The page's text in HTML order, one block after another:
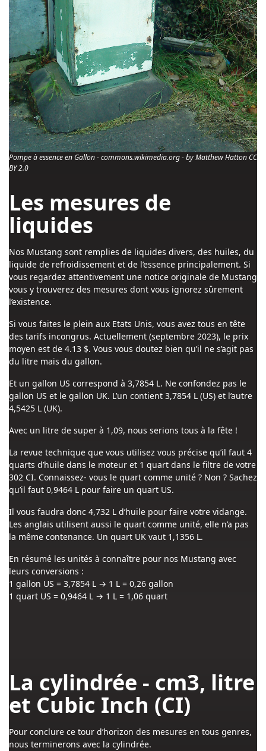
Pompe à essence en Gallon - commons.wikimedia.org - by Matthew Hatton CC
BY 2.0
Les mesures de
liquides
Nos Mustang sont remplies de liquides divers, des huiles, du
liquide de refroidissement et de l’essence principalement. Si
vous regardez attentivement une notice originale de Mustang
vous y trouverez des mesures dont vous ignorez sûrement
l’existence.
Si vous faites le plein aux Etats Unis, vous avez tous en tête
des tarifs incongrus. Actuellement (septembre 2023), le prix
moyen est de 4.13 $. Vous vous doutez bien qu’il ne s’agit pas
du litre mais du gallon.
Et un gallon US correspond à 3,7854 L. Ne confondez pas le
gallon US et le gallon UK. L’un contient 3,7854 L (US) et l’autre
4,5425 L (UK).
Avec un litre de super à 1,09, nous serions tous à la fête !
La revue technique que vous utilisez vous précise qu’il faut 4
quarts d’huile dans le moteur et 1 quart dans le filtre de votre
302 CI. Connaissez- vous le quart comme unité ? Non ? Sachez
qu’il faut 0,9464 L pour faire un quart US.
Il vous faudra donc 4,732 L d’huile pour faire votre vidange.
Les anglais utilisent aussi le quart comme unité, elle n’a pas
la même contenance. Un quart UK vaut 1,1356 L.
En résumé les unités à connaître pour nos Mustang avec
leurs conversions :
1 gallon US = 3,7854 L → 1 L = 0,26 gallon
1 quart US = 0,9464 L → 1 L = 1,06 quart
La cylindrée - cm3, litre
et Cubic Inch (CI)
Pour conclure ce tour d’horizon des mesures en tous genres,
nous terminerons avec la cylindrée.